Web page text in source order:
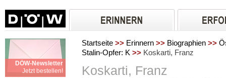
DÖW-Newsletter
Jetzt bestellen!
Startseite >> Erinnern >> Biographien >>
Stalin-Opfer: K >> Koskarti, Franz
Koskarti, Franz